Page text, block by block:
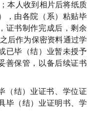
；本人收到相片后将纸质
，由各院（系）粘贴毕
证书制作完成后，剩余
后作为保密资料通过学
已毕（结）业暂未授予
善保管，以备后续证书
（结）业证书、学位证
毕（结）业证明书、学